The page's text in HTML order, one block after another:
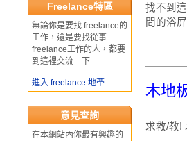
Freelance特區
無論你是要找 freelance的
工作，還是要找從事
freelance工作的人，都要
到這裡交流一下
進入 freelance 地帶
意見查詢
在本網站內你最有興趣的
找不到
間的浴
木地
求救/教!